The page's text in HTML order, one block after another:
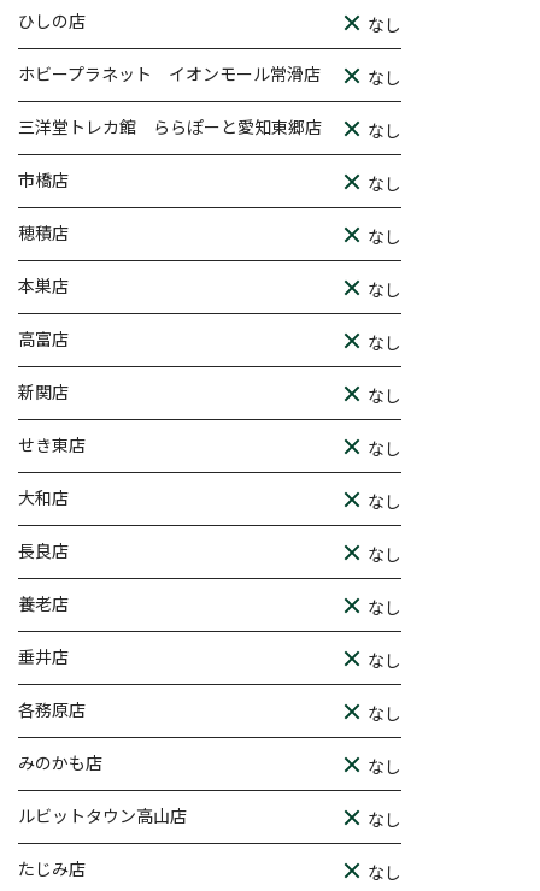
ひしの店 なし
ホビープラネット イオンモール常滑店 なし
三洋堂トレカ館 ららぽーと愛知東郷店 なし
市橋店 なし
穂積店 なし
本巣店 なし
高富店 なし
新関店 なし
せき東店 なし
大和店 なし
長良店 なし
養老店 なし
垂井店 なし
各務原店 なし
みのかも店 なし
ルビットタウン高山店 なし
たじみ店 なし